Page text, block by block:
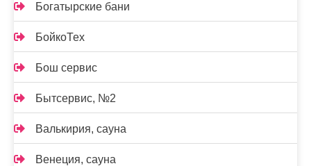
Богатырские бани
БойкоТех
Бош сервис
Бытсервис, №2
Валькирия, сауна
Венеция, сауна